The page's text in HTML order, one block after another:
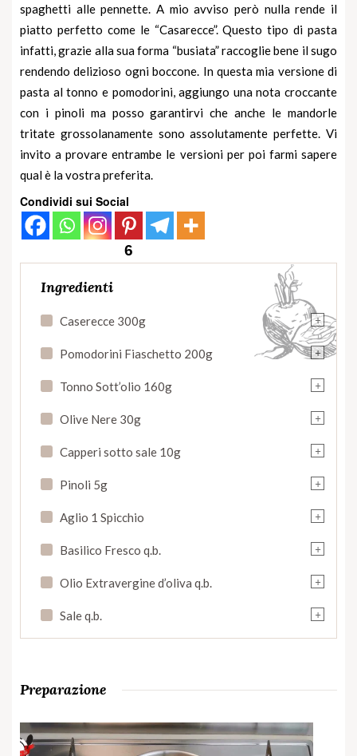
spaghetti alle pennette. A mio avviso però nulla rende il
piatto perfetto come le “Casarecce”. Questo tipo di pasta
infatti, grazie alla sua forma “busiata” raccoglie bene il sugo
rendendo delizioso ogni boccone. In questa mia versione di
pasta al tonno e pomodorini, aggiungo una nota croccante
con i pinoli ma posso garantirvi che anche le mandorle
tritate grossolanamente sono assolutamente perfette. Vi
invito a provare entrambe le versioni per poi farmi sapere
qual è la vostra preferita.
Condividi sui Social
6
Ingredienti
+
Caserecce 300g
+
Pomodorini Fiaschetto 200g
+
Tonno Sott’olio 160g
+
Olive Nere 30g
+
Capperi sotto sale 10g
+
Pinoli 5g
+
Aglio 1 Spicchio
+
Basilico Fresco q.b.
+
Olio Extravergine d’oliva q.b.
+
Sale q.b.
Preparazione